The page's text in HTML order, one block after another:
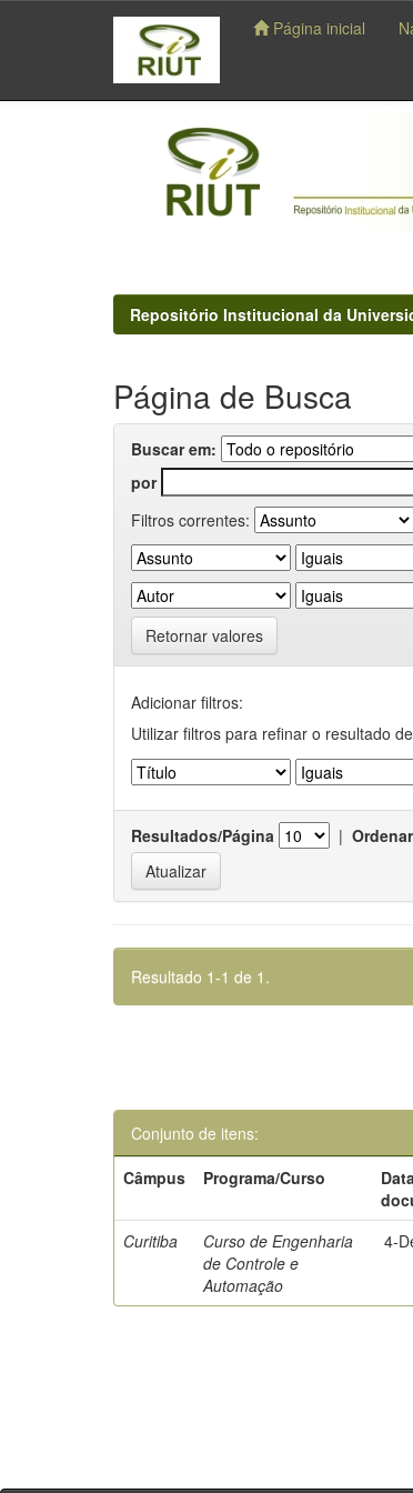
navigation
Página inicial
Repositório Institucional da
Página de Busca
Buscar em:
por
Filtros correntes:
Retornar valores
Adicionar filtros:
Utilizar filtros para refinar o resultado
Resultados/Página |
Resultado 1-1 de 1.
Conjunto de itens:
Câmpus
Programa/Curso
Curitiba
Curso de Engenharia
de Controle e
Automação
4-